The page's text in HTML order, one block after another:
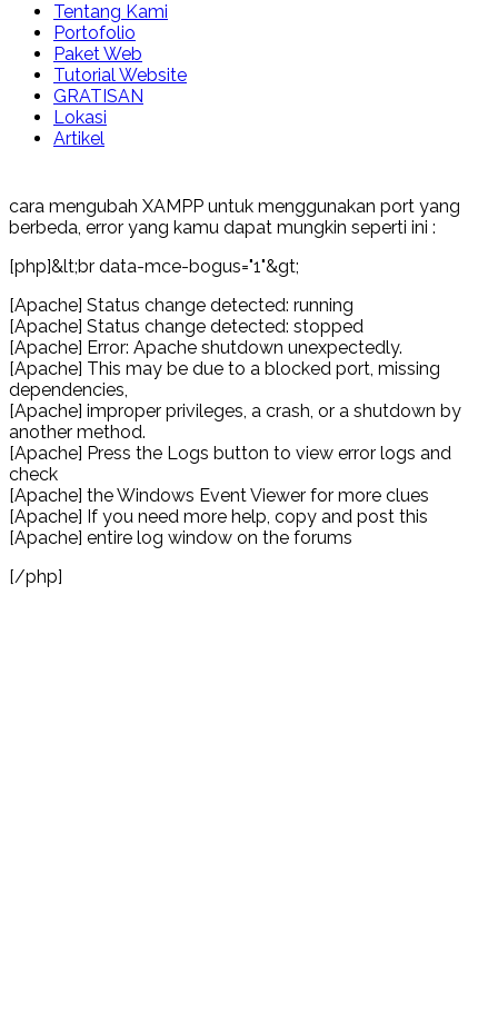
Tentang Kami
Portofolio
Paket Web
Tutorial Website
GRATISAN
Lokasi
Artikel
cara mengubah XAMPP untuk menggunakan port yang
berbeda, error yang kamu dapat mungkin seperti ini :
[php]&lt;br data-mce-bogus="1"&gt;
[Apache] Status change detected: running
[Apache] Status change detected: stopped
[Apache] Error: Apache shutdown unexpectedly.
[Apache] This may be due to a blocked port, missing
dependencies,
[Apache] improper privileges, a crash, or a shutdown by
another method.
[Apache] Press the Logs button to view error logs and
check
[Apache] the Windows Event Viewer for more clues
[Apache] If you need more help, copy and post this
[Apache] entire log window on the forums
[/php]